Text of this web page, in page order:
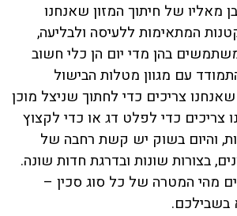
מאליו של חיתוך המזון שאנחנו
המתאימות ללעיסה ולבליעה,
בהן מדי יום הן כלי חשוב
עם מגוון מטלות הבישול
צריכים כדי לחתוך שניצל מוכן
צריכים כדי לפלט דג או כדי לקצוץ
והיום בשוק יש קשת רחבה של
בצורות שונות ובדרגת חדות שונה.
מהי המטרה של כל סוג סכין –
בשבילכם.